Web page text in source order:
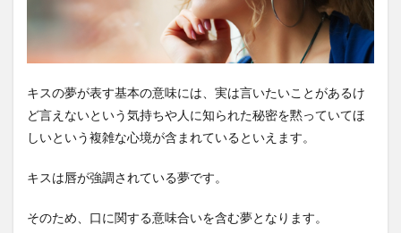
キスの夢が表す基本の意味には、実は言いたいことがあるけ
ど言えないという気持ちや人に知られた秘密を黙っていてほ
しいという複雑な心境が含まれているといえます。
キスは唇が強調されている夢です。
そのため、口に関する意味合いを含む夢となります。